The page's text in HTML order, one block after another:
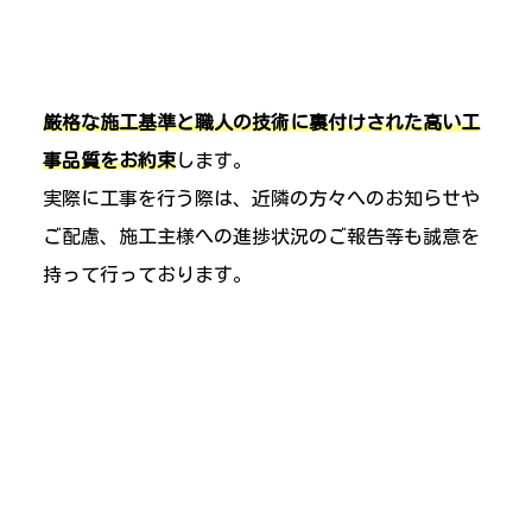
厳格な施工基準と職人の技術に裏付けされた高い工
事品質をお約束します。
実際に工事を行う際は、近隣の方々へのお知らせや
ご配慮、施工主様への進捗状況のご報告等も誠意を
持って行っております。